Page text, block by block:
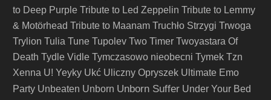
to Deep Purple Tribute to Led Zeppelin Tribute to Lemmy
& Motörhead Tribute to Maanam Truchło Strzygi Trwoga
Trylion Tulia Tune Tupolev Two Timer Twoyastara Of
Death Tydle Vidle Tymczasowo nieobecni Tymek Tzn
Xenna U! Yeyky Ukć Uliczny Opryszek Ultimate Emo
Party Unbeaten Unborn Unborn Suffer Under Your Bed